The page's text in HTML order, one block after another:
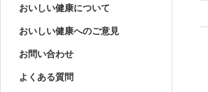
おいしい健康について
おいしい健康へのご意見
お問い合わせ
よくある質問